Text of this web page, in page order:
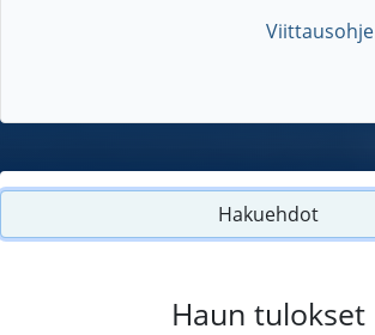
Viittausohje
Hakuehdot
Haun tulokset